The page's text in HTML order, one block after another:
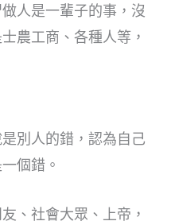
人是一輩子的事，沒
農工商、各種人等，
別人的錯，認為自己
個錯。
、社會大眾、上帝，